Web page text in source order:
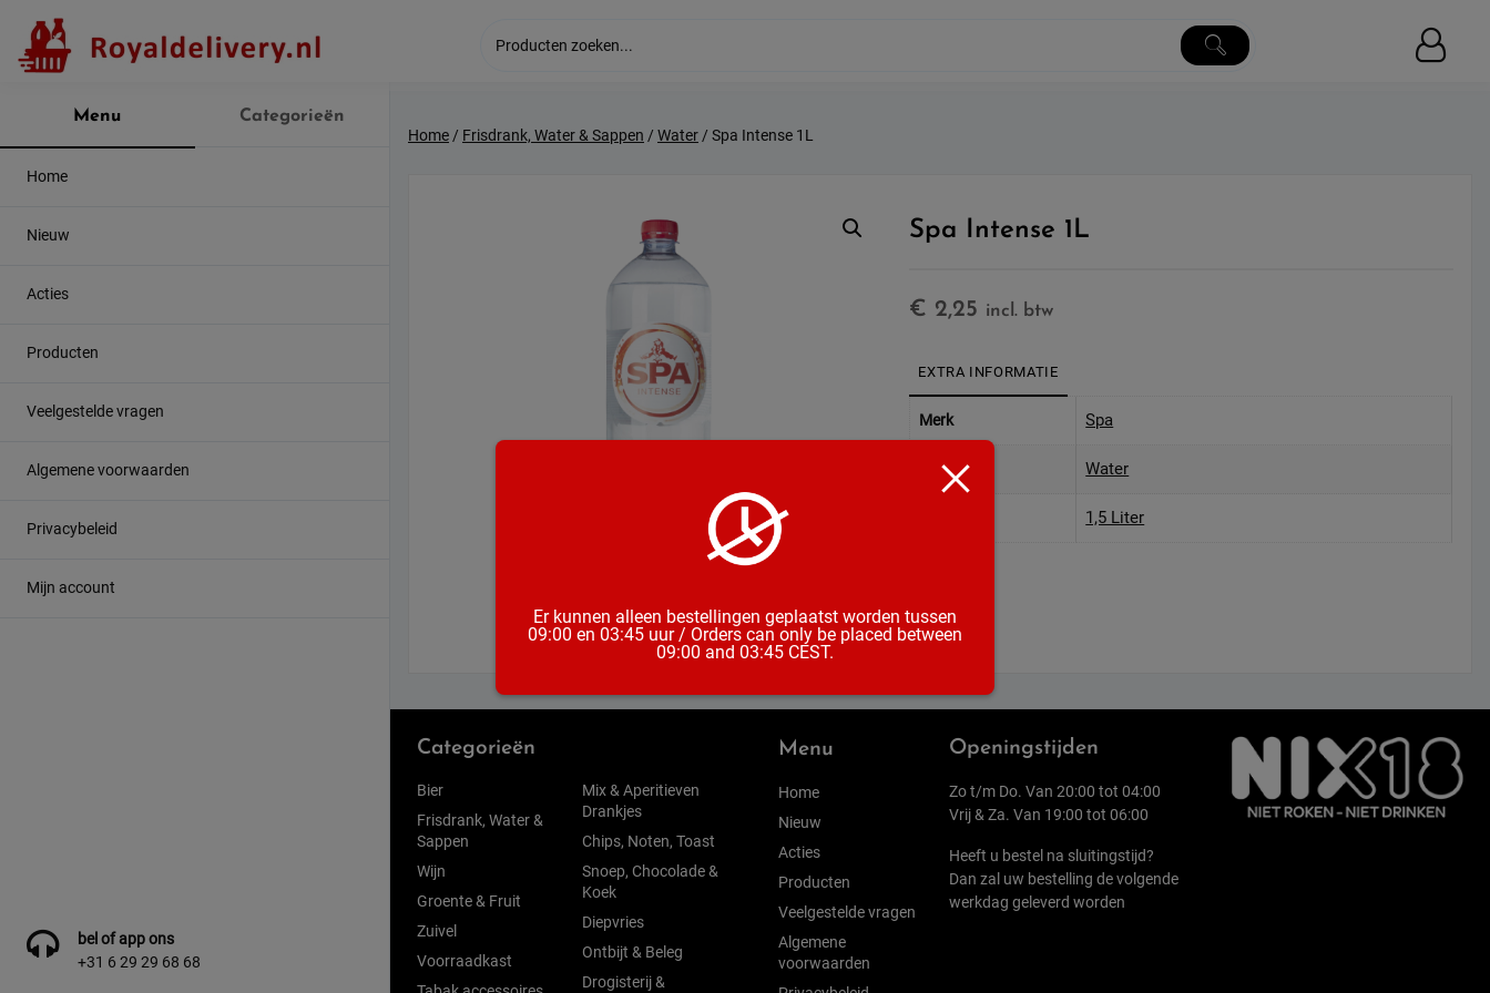
content
Menu Categorieën
Home
Nieuw
Acties
Producten
Veelgestelde vragen
Algemene voorwaarden
Privacybeleid
Mijn account
bel of app ons
+31 6 29 29 68 68
Home/ Frisdrank, Water & Sappen / Water/ Spa Intense 1L
Spa Intense 1L
€ 2,25 incl. btw
EXTRA INFORMATIE
Merk Spa
Soort Water
1,5 Liter
Categorieën
Bier
Frisdrank, Water &
Sappen
Wijn
Groente & Fruit
Zuivel
Voorraadkast
Mix & Aperitieven
Drankjes
Chips, Noten, Toast
Snoep, Chocolade &
Koek
Diepvries
Ontbijt & Beleg
Drogisterij &
Menu
Home
Nieuw
Acties
Producten
Veelgestelde vragen
Algemene
voorwaarden
Openingstijden
Zo t/m Do. Van 20:00 tot 04:00
Vrij & Za. Van 19:00 tot 06:00
Heeft u bestel na sluitingstijd?
Dan zal uw bestelling de volgende
werkdag geleverd worden
Er kunnen alleen bestellingen geplaatst worden tussen
09:00 en 03:45 uur / Orders can only be placed between
09:00 and 03:45 CEST.